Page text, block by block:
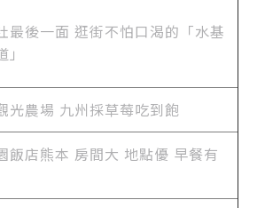
最後一面 逛街不怕口渴的「水基
光農場 九州採草莓吃到飽
飯店熊本 房間大 地點優 早餐有